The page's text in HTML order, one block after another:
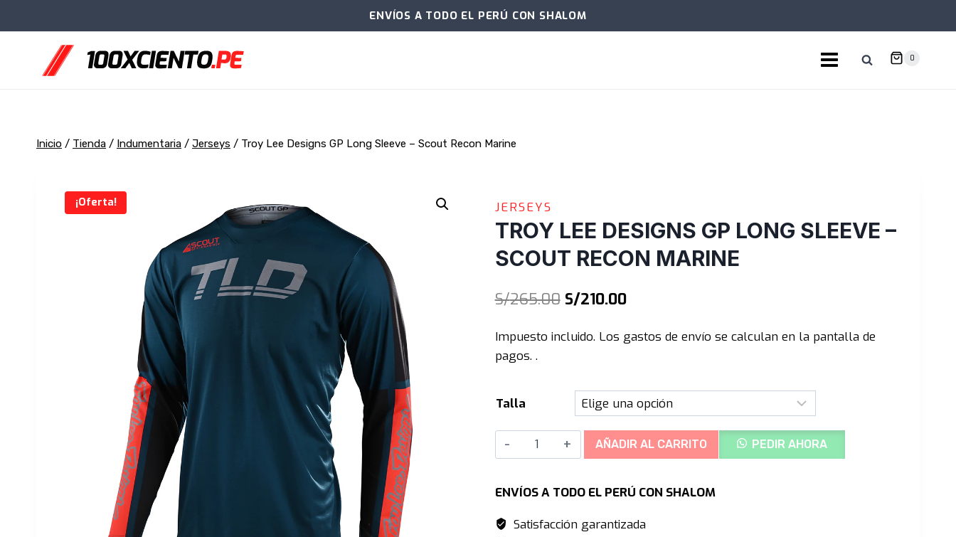
al
ENVÍOS A TODO EL PERÚ CON SHALOM
0
Inicio / Tienda / Indumentaria / Jerseys / Troy Lee Designs GP Long Sleeve – Scout Recon Marine
¡Oferta! JERSEYS
TROY LEE DESIGNS GP LONG SLEEVE –
SCOUT RECON MARINE
S/265.00 El
original
S/265.00.
S/210.00El
actual
S/210.00.
Impuesto incluido. Los gastos de envío se calculan en la pantalla de
pagos. .
Talla
Troy
Lee
GP
Long
AÑADIR AL CARRITO PEDIR AHORA
ENVÍOS A TODO EL PERÚ CON SHALOM
Satisfacción garantizada